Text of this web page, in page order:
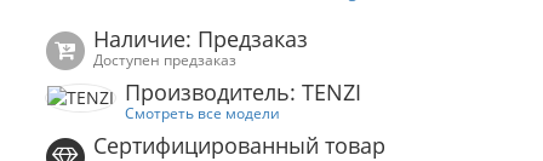
Наличие: Предзаказ
Доступен предзаказ
Производитель: TENZI
Смотреть все модели
Сертифицированный товар